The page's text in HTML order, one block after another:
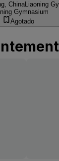
ChinaLiaoning
Gymnasium
Agotado